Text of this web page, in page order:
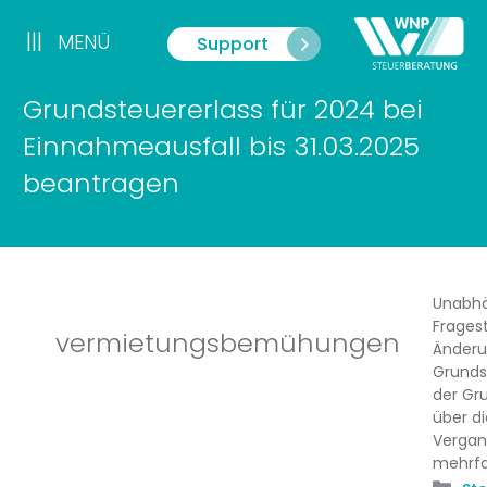
Inhalt
springen
Support
||| MENÜ
Grundsteuererlass für 2024 bei
Einnahmeausfall bis 31.03.2025
beantragen
vermietungsbemühungen
der
über